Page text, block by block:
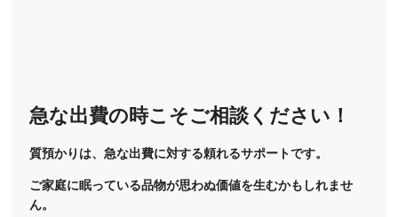
急な出費の時こそご相談ください！
質預かりは、急な出費に対する頼れるサポートです。
ご家庭に眠っている品物が思わぬ価値を生むかもしれませ
ん。